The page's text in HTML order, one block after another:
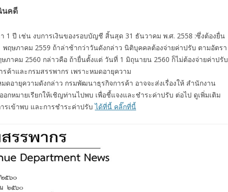
นคดี
1 ปี เช่น งบการเงินของรอบบัญชี สิ้นสุด 31 ธันวาคม พ.ศ. 2558 :ซึ่งต้องยื่น
ฤษภาคม 2559 ถ้าล่าช้ากว่าวันดังกล่าว นิติบุคคลต้องจ่ายค่าปรับ ตามอัตรา
ภาคม 2560 กล่าวคือ ถ้ายื่นตั้งแต่ วันที่ 1 มิถุนายน 2560 ก็ไม่ต้องจ่ายค่าปรับ
ค้าและกรมสรรพากร เพราะหมดอายุความ
ดอายุความดังกล่าว กรมพัฒนาธุรกิจการค้า อาจจะส่งเรื่องให้ สำนักงาน
อกหมายเรียกให้เชิญท่านไปพบ เพื่อชี้แจงและชำระค่าปรับ ต่อไป ดูเพิ่มเติม
ารเข้าพบ และการชำระค่าปรับได้ที่นี้ คลิ๊กที่นี้